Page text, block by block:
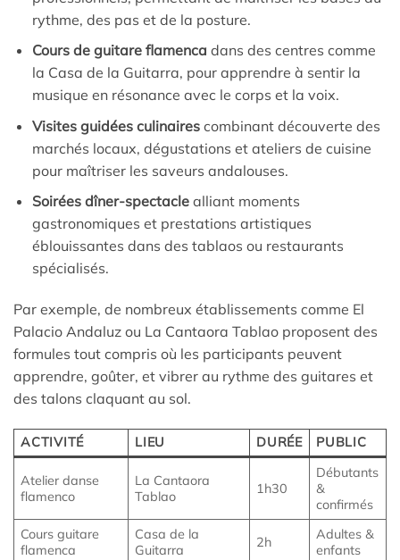
rythme, des pas et de la posture.
Cours de guitare flamenca dans des centres comme
la Casa de la Guitarra, pour apprendre à sentir la
musique en résonance avec le corps et la voix.
Visites guidées culinairescombinant découverte des
marchés locaux, dégustations et ateliers de cuisine
pour maîtriser les saveurs andalouses.
Soirées dîner-spectaclealliant moments
gastronomiques et prestations artistiques
éblouissantes dans des tablaos ou restaurants
spécialisés.
Par exemple, de nombreux établissements comme El
Palacio Andaluz ou La Cantaora Tablao proposent des
formules tout compris où les participants peuvent
apprendre, goûter, et vibrer au rythme des guitares et
des talons claquant au sol.
ACTIVITÉ LIEU DURÉE PUBLIC
Atelier danse
flamenco
La Cantaora
Tablao
1h30
Débutants
&
confirmés
Cours guitare
flamenca
Casa de la
Guitarra
2h
Adultes &
enfants